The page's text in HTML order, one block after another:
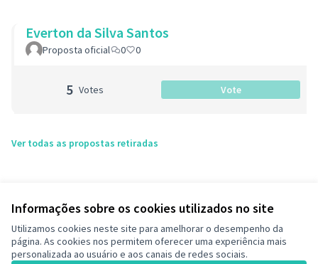
Informações sobre os cookies utilizados no site
Utilizamos cookies neste site para amelhorar o desempenho da
página. As cookies nos permitem oferecer uma experiência mais
personalizada ao usuário e aos canais de redes sociais.
Everton da Silva Santos
Proposta oficial 0 0
5 Votes Vote
Ver todas as propostas retiradas